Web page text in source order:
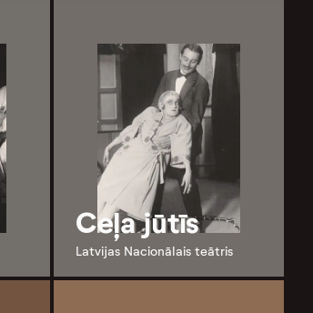
Ceļa jūtīs
Latvijas Nacionālais teātris